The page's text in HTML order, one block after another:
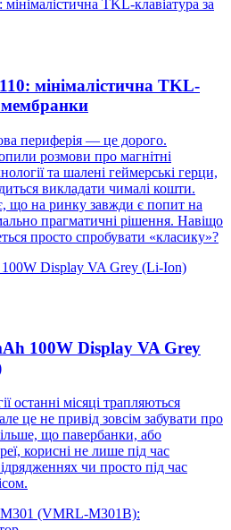
мінімалістична TKL-
мембранки
периферія — це дорого.
розмови про магнітні
та шалені геймерські герци,
викладати чималі кошти.
що на ринку завжди є попит на
прагматичні рішення. Навіщо
просто спробувати «класику»?
100W Display VA Grey
останні місяці трапляються
це не привід зовсім забувати про
що павербанки, або
корисні не лише під час
чи просто під час